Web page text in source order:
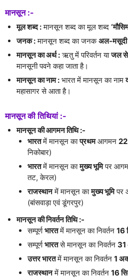
मानसून :-
मूल शब्द :मानसून शब्द का मूल शब्द
जनक :मानसून शब्द का जनकअल-मसूदी
मानसून का अर्थ :ऋतु में परिवर्तन याजल
मानसूनी पवने कहा जाता है।
मानसून का नाम :भारत में मानसून का नाम
महासागर से आता है।
मानसून की तिथियां :-
मानसून की आगमन तिथि :-
भारतमें मानसून काप्रथमआगमन
निकोबार)
भारतमें मानसून कामुख्य भूमिपर
तट, केरल)
राजस्थानमें मानसून कामुख्य भूमिपर
(बांसवाड़ा एवं डूंगरपुर)
मानसून की निवर्तन तिथि :-
सम्पूर्णभारतमें मानसून का निवर्तन 16
सम्पूर्णभारतसे मानसून का निवर्तन 31
उत्तर भारतमें मानसून का निवर्तन 1
राजस्थानमें मानसून का निवर्तन 16